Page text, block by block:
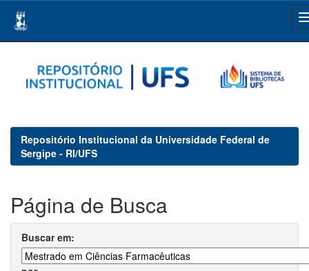
navigation
Repositório Institucional da Universidade Federal de
Sergipe - RI/UFS
Página de Busca
Buscar em: